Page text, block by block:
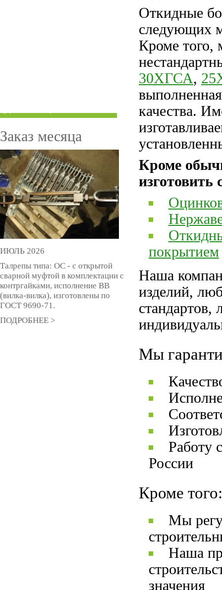
Откидные
следующих
Кроме того,
30ХГСА,
качества.
Кроме
покрытием
Наша
изделий,
Мы
Работу
России
Кроме того:
Мы
Наша
значения
Заказ месяца
ИЮЛЬ 2026
Талрепы типа: ОС - с открытой
сварной муфтой в комплектации с
контргайками, исполнение ВВ
(вилка-вилка), изготовлены по
ГОСТ 9690-71.
ПОДРОБНЕЕ >